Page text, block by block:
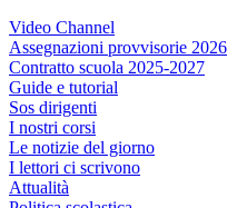
Video Channel
Assegnazioni provvisorie 2026
Contratto scuola 2025-2027
Guide e tutorial
Sos dirigenti
I nostri corsi
Le notizie del giorno
I lettori ci scrivono
Attualità